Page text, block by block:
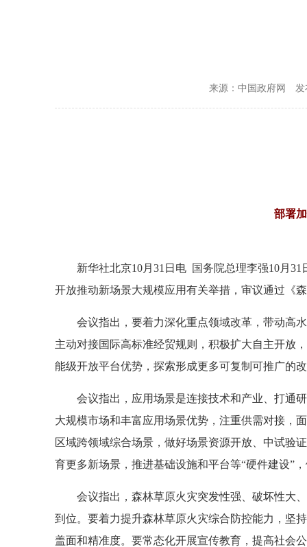
来源：中国政府网
部署
新华社北京10月31日电 国务院总理李强10月
开放推动新场景大规模应用有关举措，审议通过《
会议指出，要着力深化重点领域改革，带动高
主动对接国际高标准经贸规则，积极扩大自主开放
能级开放平台优势，探索形成更多可复制可推广的
会议指出，应用场景是连接技术和产业、打通
大规模市场和丰富应用场景优势，注重供需对接，
区域跨领域综合场景，做好场景资源开放、中试验
育更多新场景，推进基础设施和平台等“硬件建设”
会议指出，森林草原火灾突发性强、破坏性大
到位。要着力提升森林草原火灾综合防控能力，坚
盖面和精准度。要常态化开展宣传教育，提高社会